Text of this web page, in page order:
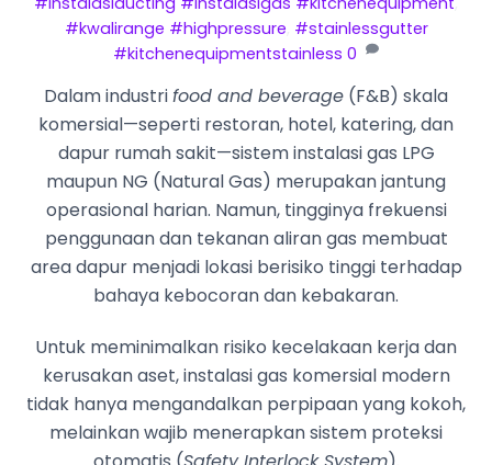
#kwalirange #highpressure #stainlessgutter
#kitchenequipmentstainless 0
Dalam industrifood and beverage (F&B) skala
komersial—seperti restoran, hotel, katering, dan
dapur rumah sakit—sistem instalasi gas LPG
maupun NG (Natural Gas) merupakan jantung
operasional harian. Namun, tingginya frekuensi
penggunaan dan tekanan aliran gas membuat
area dapur menjadi lokasi berisiko tinggi terhadap
bahaya kebocoran dan kebakaran.
Untuk meminimalkan risiko kecelakaan kerja dan
kerusakan aset, instalasi gas komersial modern
tidak hanya mengandalkan perpipaan yang kokoh,
melainkan wajib menerapkan sistem proteksi